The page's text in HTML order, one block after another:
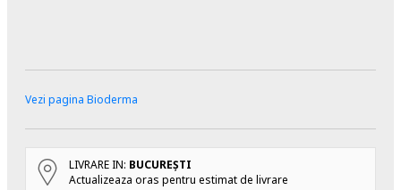
Vezi pagina Bioderma
LIVRARE IN: BUCUREŞTI
Actualizeaza oras pentru estimat de livrare